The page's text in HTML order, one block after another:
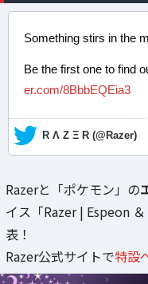
Something stirs in the
Be the first one to find
er.com/8BbbEQEia3
— R Λ Z Ξ R (@Razer)
Razerと「ポケモン」の
イス「Razer | Espeon
表！
Razer公式サイトで特設